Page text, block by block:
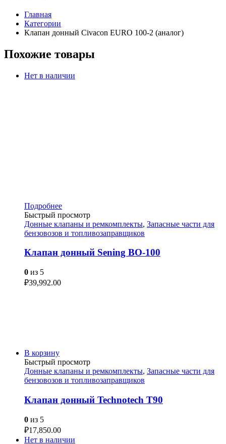
Главная
Категории
Клапан донный Civacon EURO 100-2 (аналог)
Похожие товары
Нет в наличии
Подробнее
Быстрый просмотр
Донные клапаны и ремкомплекты, Запасные части для
бензовозов и топливозаправщиков
Клапан донный Sening BO-100
0 из 5
₽39,992.00
В корзину
Быстрый просмотр
Донные клапаны и ремкомплекты, Запасные части для
бензовозов и топливозаправщиков
Клапан донный Technotech T90
0 из 5
₽17,850.00
Нет в наличии